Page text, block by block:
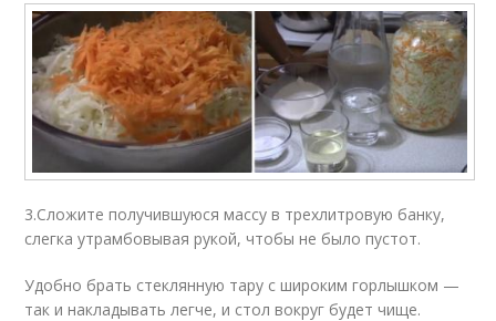
3.Сложите получившуюся массу в трехлитровую банку,
слегка утрамбовывая рукой, чтобы не было пустот.
Удобно брать стеклянную тару с широким горлышком —
так и накладывать легче, и стол вокруг будет чище.